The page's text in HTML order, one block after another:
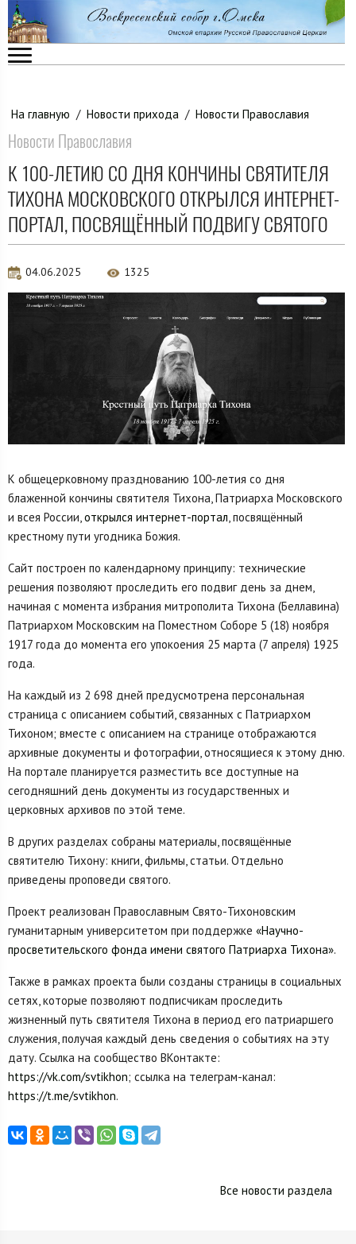
На главную / Новости прихода / Новости Православия
Новости Православия
К 100-ЛЕТИЮ СО ДНЯ КОНЧИНЫ СВЯТИТЕЛЯ
ТИХОНА МОСКОВСКОГО ОТКРЫЛСЯ ИНТЕРНЕТ-
ПОРТАЛ, ПОСВЯЩЁННЫЙ ПОДВИГУ СВЯТОГО
04.06.2025 1325
К общецерковному празднованию 100-летия со дня
блаженной кончины святителя Тихона, Патриарха Московского
и всея России,открылся интернет-портал, посвящённый
крестному пути угодника Божия.
Сайт построен по календарному принципу: технические
решения позволяют проследить его подвиг день за днем,
начиная с момента избрания митрополита Тихона (Беллавина)
Патриархом Московским на Поместном Соборе 5 (18) ноября
1917 года до момента его упокоения 25 марта (7 апреля) 1925
года.
На каждый из 2 698 дней предусмотрена персональная
страница с описанием событий, связанных с Патриархом
Тихоном; вместе с описанием на странице отображаются
архивные документы и фотографии, относящиеся к этому дню.
На портале планируется разместить все доступные на
сегодняшний день документы из государственных и
церковных архивов по этой теме.
В других разделах собраны материалы, посвящённые
святителю Тихону: книги, фильмы, статьи. Отдельно
приведены проповеди святого.
Проект реализован Православным Свято-Тихоновским
гуманитарным университетом при поддержке «Научно-
просветительского фонда имени святого Патриарха Тихона».
Также в рамках проекта были созданы страницы в социальных
сетях, которые позволяют подписчикам проследить
жизненный путь святителя Тихона в период его патриаршего
служения, получая каждый день сведения о событиях на эту
дату. Ссылка на сообщество ВКонтакте:
https://vk.com/svtikhon; ссылка на телеграм-канал:
https://t.me/svtikhon.
Все новости раздела